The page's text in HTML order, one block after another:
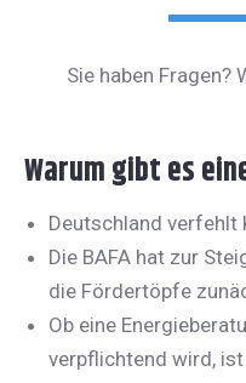
Sie haben Fragen?
Warum gibt es
Deutschland verfehlt
Die BAFA hat zur
die Fördertöpfe
Ob eine
verpflichtend wird,